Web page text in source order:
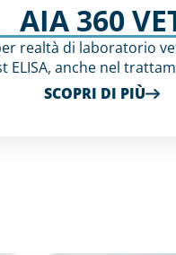
AIA 360
realtà di laboratorio
ELISA, anche nel
SCOPRI DI PIÙ